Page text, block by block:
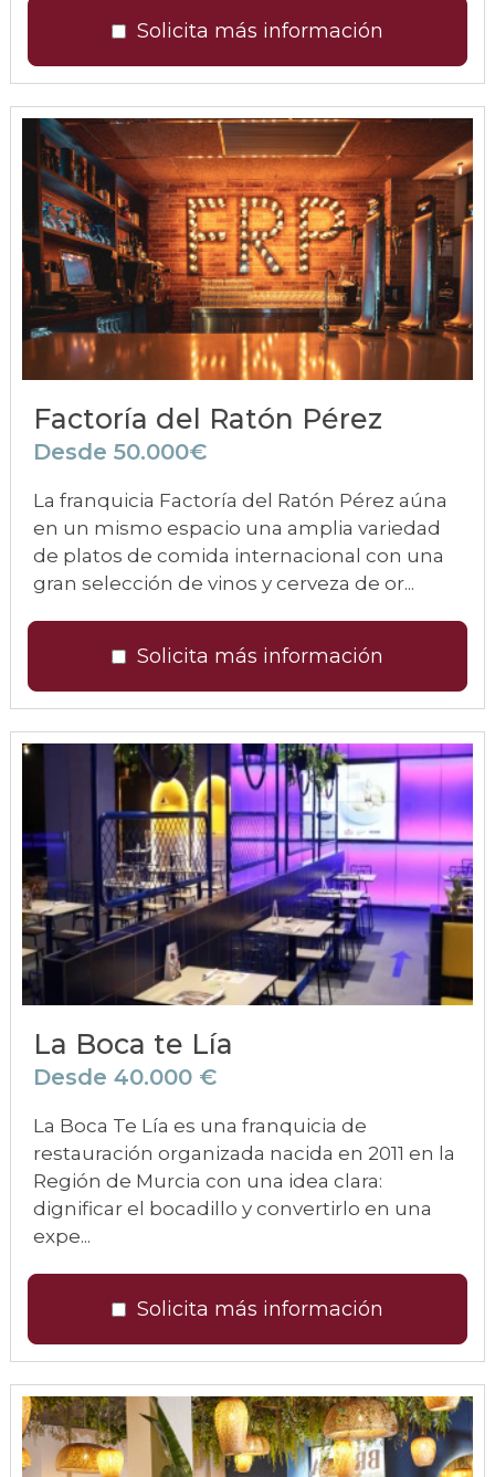
Solicita más información
Factoría del Ratón Pérez
Desde 50.000€
La franquicia Factoría del Ratón Pérez aúna
en un mismo espacio una amplia variedad
de platos de comida internacional con una
gran selección de vinos y cerveza de or...
Solicita más información
La Boca te Lía
Desde 40.000 €
La Boca Te Lía es una franquicia de
restauración organizada nacida en 2011 en la
Región de Murcia con una idea clara:
dignificar el bocadillo y convertirlo en una
expe...
Solicita más información